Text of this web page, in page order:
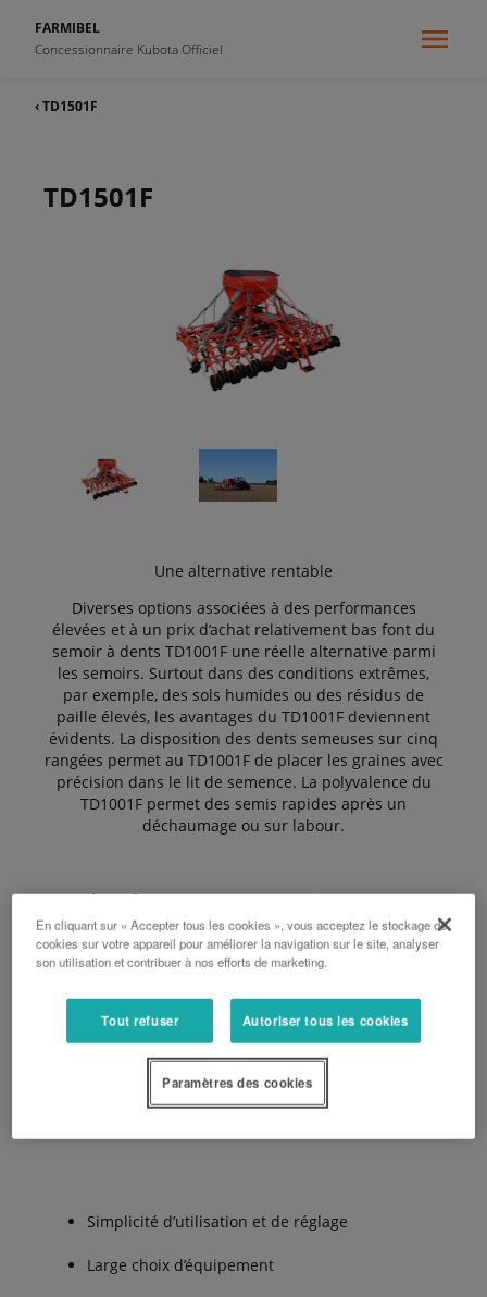
FARMIBEL
Concessionnaire Kubota Officiel
‹ TD1501F
TD1501F
Une alternative rentable
Diverses options associées à des performances
élevées et à un prix d’achat relativement bas font du
semoir à dents TD1001F une réelle alternative parmi
les semoirs. Surtout dans des conditions extrêmes,
par exemple, des sols humides ou des résidus de
paille élevés, les avantages du TD1001F deviennent
évidents. La disposition des dents semeuses sur cinq
rangées permet au TD1001F de placer les graines avec
précision dans le lit de semence. La polyvalence du
TD1001F permet des semis rapides après un
déchaumage ou sur labour.
Plug&Play ! Le TD1001F en version e-com est
compatible avec les terminaux tracteur ISOBUS ou
avec des terminaux universels de rééquipement
ISOBUS comme le Tellus et le Tellus GO. Le nouveau
sécurité, avec cette disposition Kubota établit de
nouvelles normes.
Simplicité d’utilisation et de réglage
Large choix d’équipement
En cliquant sur « Accepter tous les cookies », vous acceptez le stockage de
cookies sur votre appareil pour améliorer la navigation sur le site, analyser
son utilisation et contribuer à nos efforts de marketing.
Tout refuser Autoriser tous les cookies
Paramètres des cookies